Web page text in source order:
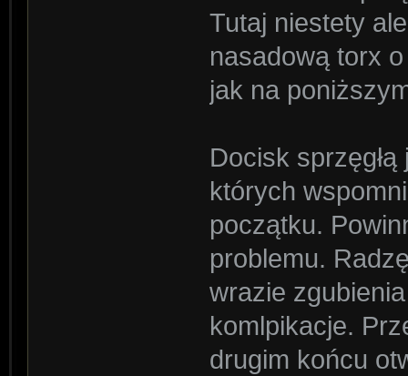
Tutaj niestety
nasadową torx
jak na
Docisk
których
początku.
problemu.
wrazie
komlpikacje.
drugim końcu